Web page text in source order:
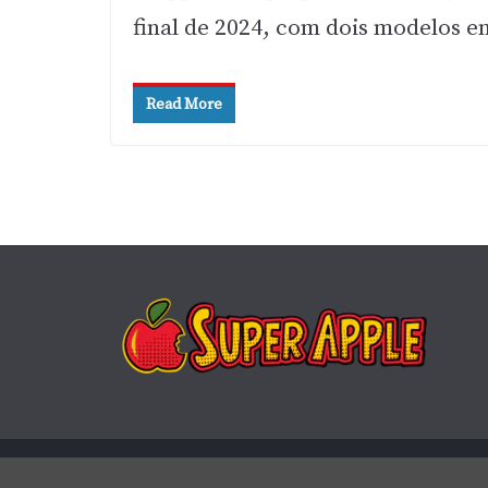
final de 2024, com dois modelos
Read More